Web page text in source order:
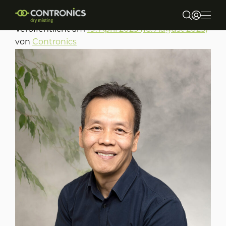
Über uns
Märkte und Anwendungen
Produkte
Nachhaltigkeit
Contact
Binh Nguyen
Veröffentlicht am19. April 2023(16. August 2023)
von Contronics